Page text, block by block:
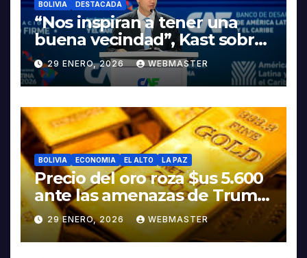
BOLIVIA DESTACADA
“Nos inspiran a tener una
buena vecindad”, Kast sobre
discurso del presidente
Rodrigo Paz
29 ENERO, 2026 WEBMASTER
BOLIVIA ECONOMIA EL ALTO LA PAZ
Precio del oro roza $us 5.600
ante las amenazas de Trump
contra Irán
29 ENERO, 2026 WEBMASTER